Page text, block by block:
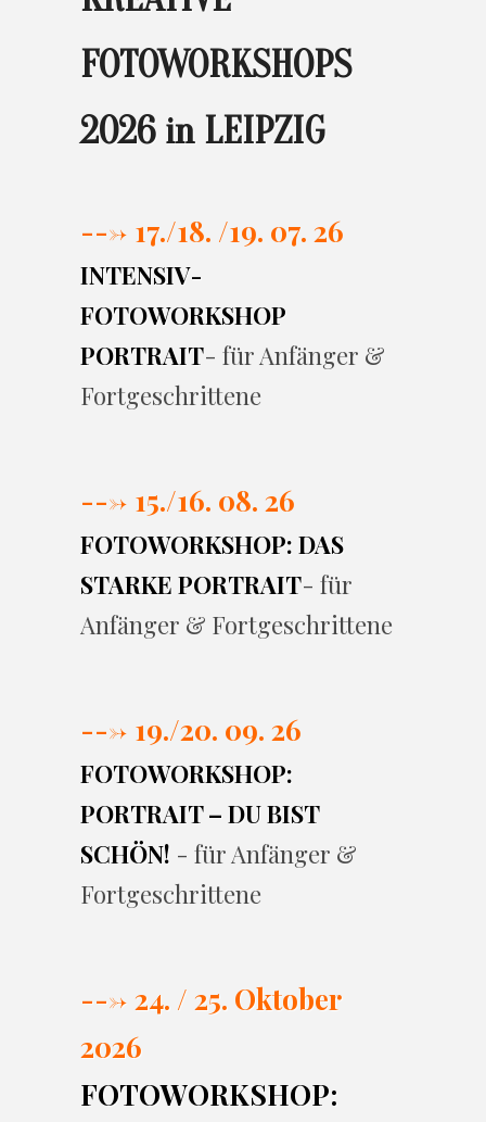
FOTOWORKSHOPS
2026 in LEIPZIG
---> 17./18. /19. 07. 26
INTENSIV-
FOTOWORKSHOP
PORTRAIT- für Anfänger &
Fortgeschrittene
---> 15./16. 08. 26
FOTOWORKSHOP: DAS
STARKE PORTRAIT- für
Anfänger & Fortgeschrittene
---> 19./20. 09. 26
FOTOWORKSHOP:
PORTRAIT – DU BIST
SCHÖN! - für Anfänger &
Fortgeschrittene
---> 24. / 25. Oktober
2026
FOTOWORKSHOP: